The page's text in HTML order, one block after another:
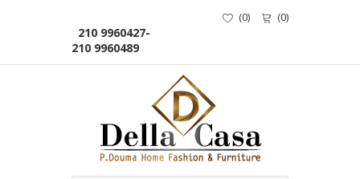
210 9960427-
210 9960489
(0) (0)